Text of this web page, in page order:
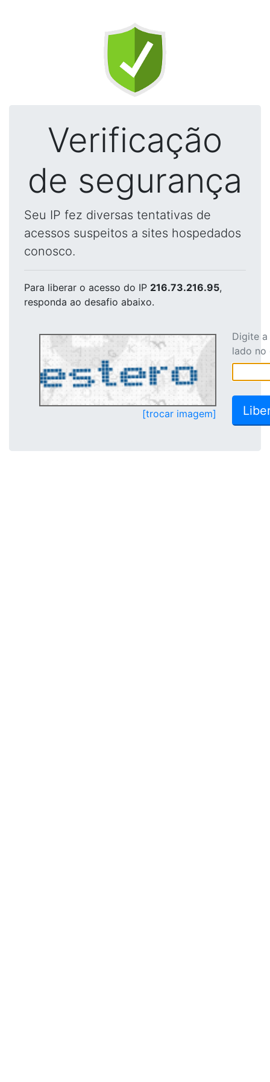
Verificação
de segurança
Seu IP fez diversas tentativas de
acessos suspeitos a sites hospedados
conosco.
Para liberar o acesso do IP 216.73.216.95,
responda ao desafio abaixo.
[trocar imagem]
Digite
lado no